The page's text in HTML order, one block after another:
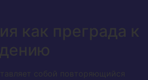
как преграда к
собой повторяющийся